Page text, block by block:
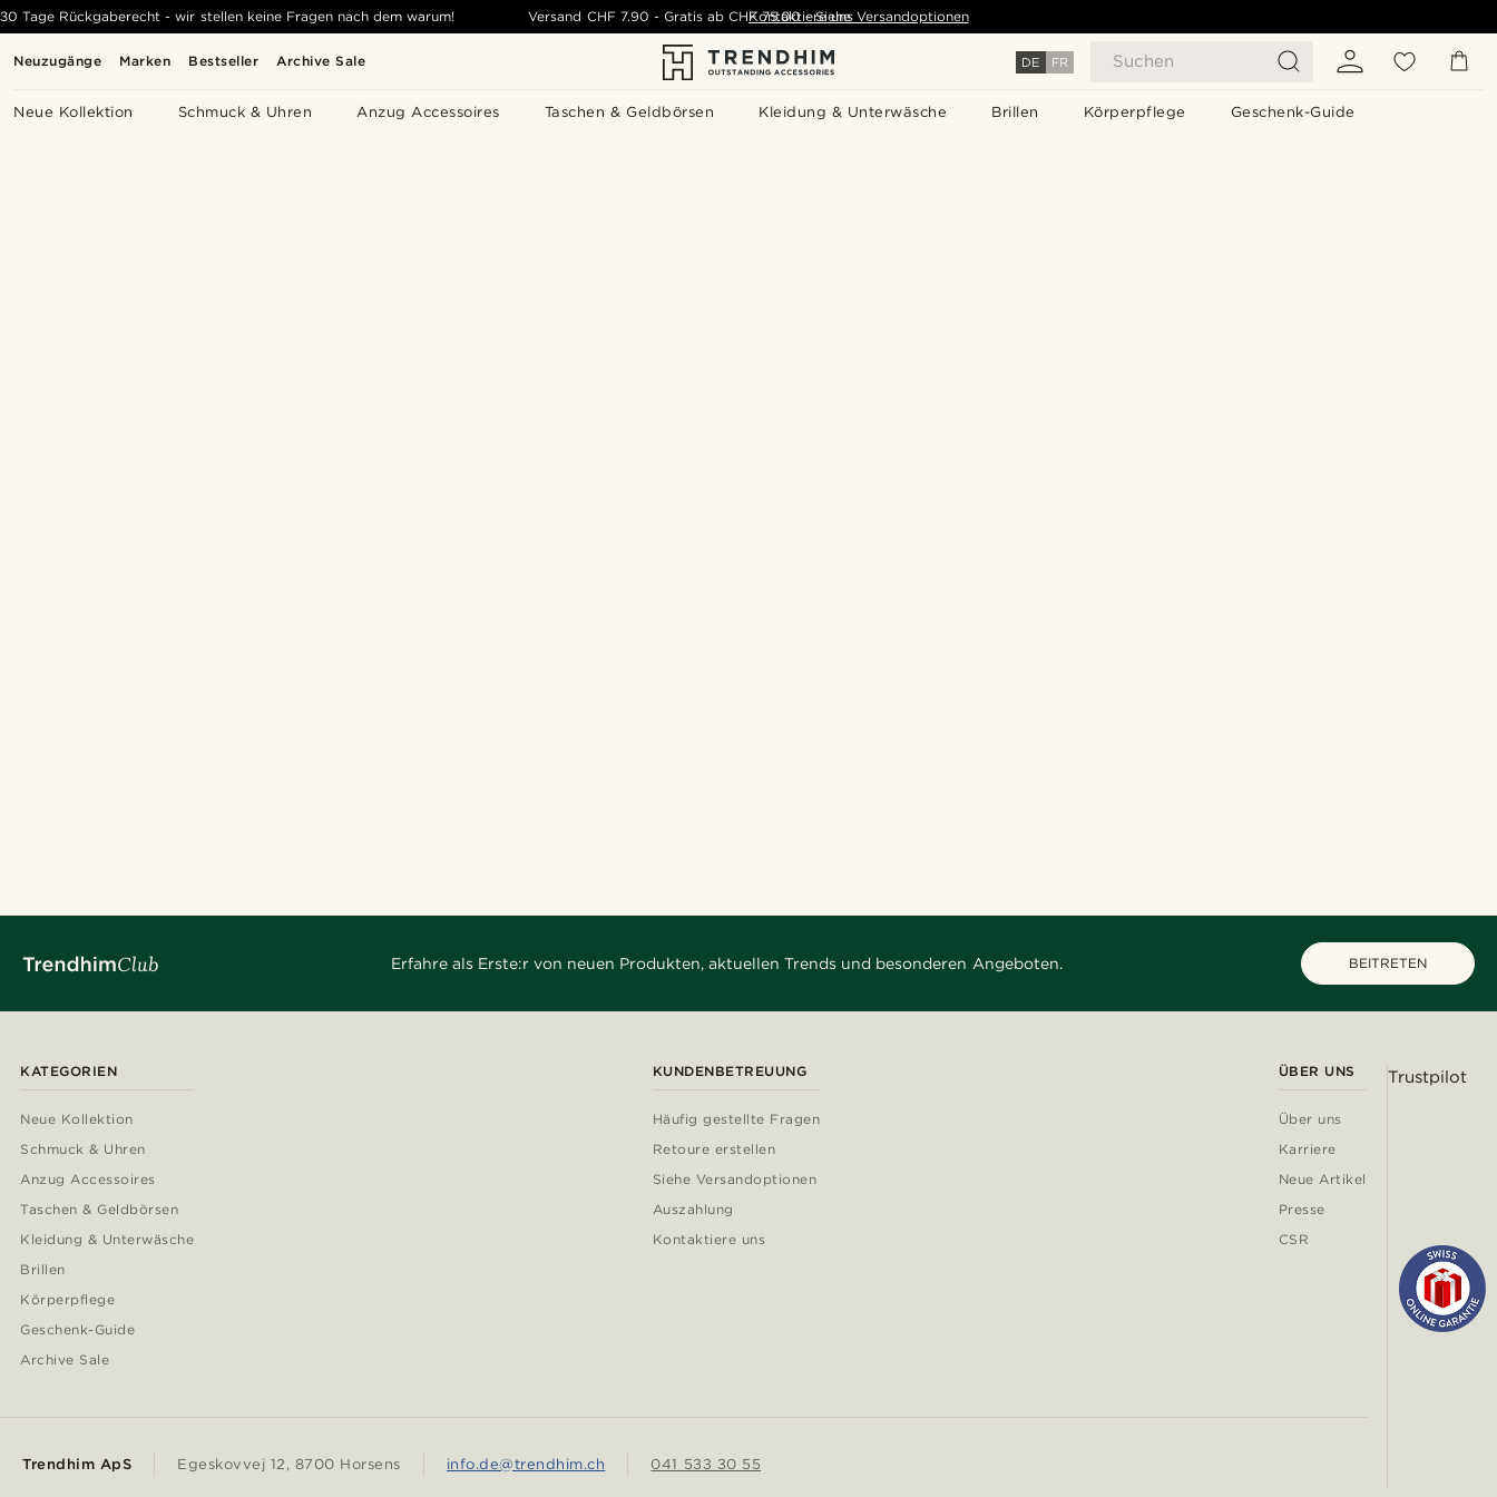
Neuzugänge Marken Bestseller Archive Sale DE FR Suchen
Neue Kollektion Schmuck & Uhren Anzug Accessoires Taschen & Geldbörsen Kleidung & Unterwäsche Brillen Körperpflege Geschenk-Guide
30 Tage Rückgaberecht - wir stellen keine Fragen nach dem warum! Versand CHF 7.90 - Gratis ab CHF 75.00 - Siehe Versandoptionen
Kontaktiere uns
Erfahre als Erste:r von neuen Produkten, aktuellen Trends und besonderen Angeboten. BEITRETEN
KATEGORIEN
Neue Kollektion
Schmuck & Uhren
Anzug Accessoires
Taschen & Geldbörsen
Kleidung & Unterwäsche
Brillen
Körperpflege
Geschenk-Guide
Archive Sale
KUNDENBETREUUNG
Häufig gestellte Fragen
Retoure erstellen
Siehe Versandoptionen
Auszahlung
Kontaktiere uns
ÜBER UNS
Über uns
Karriere
Neue Artikel
Presse
CSR
Trendhim ApS Egeskovvej 12, 8700 Horsens info.de@trendhim.ch 041 533 30 55
Trustpilot